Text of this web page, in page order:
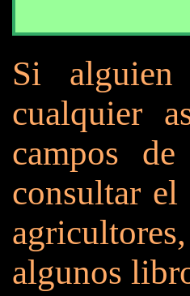
Si
cualquier
campos
consultar el
algunos